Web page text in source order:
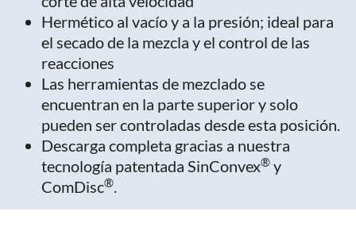
Hermético al vacío y a la presión; ideal para
el secado de la mezcla y el control de las
reacciones
Las herramientas de mezclado se
encuentran en la parte superior y solo
pueden ser controladas desde esta posición.
Descarga completa gracias a nuestra
tecnología patentada SinConvex® y
ComDisc®.